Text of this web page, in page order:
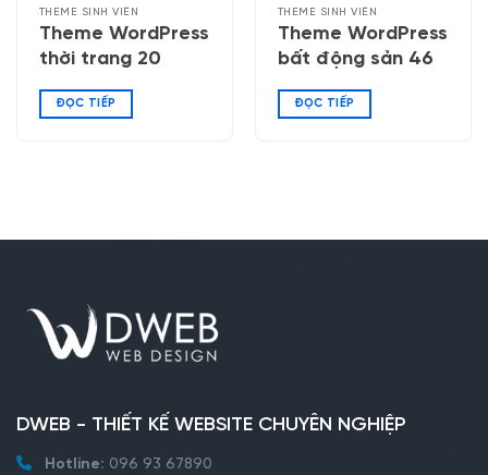
THEME SINH VIÊN
Theme WordPress
thời trang 20
ĐỌC TIẾP
THEME SINH VIÊN
Theme WordPress
bất động sản 46
ĐỌC TIẾP
DWEB - THIẾT KẾ WEBSITE CHUYÊN NGHIỆP
Hotline: 096 93 67890